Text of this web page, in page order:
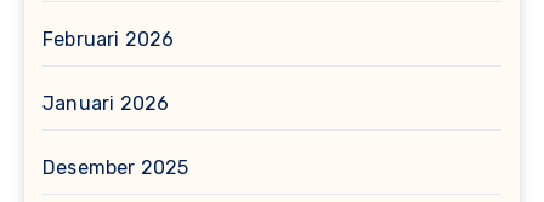
Februari 2026
Januari 2026
Desember 2025